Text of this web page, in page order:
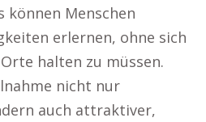
können Menschen
erlernen, ohne sich
halten zu müssen.
nicht nur
auch attraktiver,